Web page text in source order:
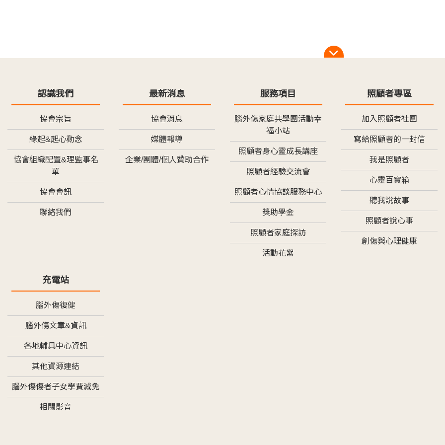
認識我們
協會宗旨
緣起&起心動念
協會組織配置&理監事名
單
協會會訊
聯絡我們
最新消息
協會消息
媒體報導
企業/團體/個人贊助合作
服務項目
腦外傷家庭共學團活動幸
福小站
照顧者身心靈成長講座
照顧者經驗交流會
照顧者心情協談服務中心
獎助學金
照顧者家庭探訪
活動花絮
照顧者專區
加入照顧者社團
寫給照顧者的一封信
我是照顧者
心靈百寶箱
聽我說故事
照顧者說心事
創傷與心理健康
充電站
腦外傷復健
腦外傷文章&資訊
各地輔具中心資訊
其他資源連結
腦外傷傷者子女學費減免
相關影音